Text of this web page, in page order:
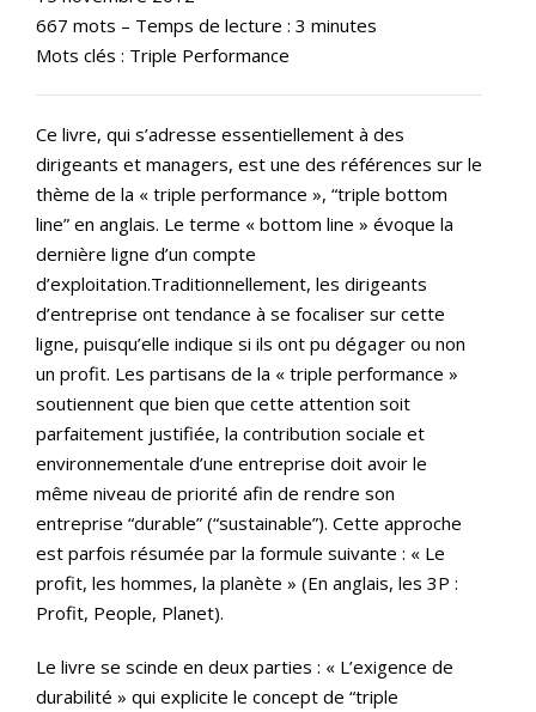
667 mots – Temps de lecture : 3 minutes
Mots clés : Triple Performance
Ce livre, qui s’adresse essentiellement à des
dirigeants et managers, est une des références sur le
thème de la « triple performance », “triple bottom
line” en anglais. Le terme « bottom line » évoque la
dernière ligne d’un compte
d’exploitation.Traditionnellement, les dirigeants
d’entreprise ont tendance à se focaliser sur cette
ligne, puisqu’elle indique si ils ont pu dégager ou non
un profit. Les partisans de la « triple performance »
soutiennent que bien que cette attention soit
parfaitement justifiée, la contribution sociale et
environnementale d’une entreprise doit avoir le
même niveau de priorité afin de rendre son
entreprise “durable” (“sustainable”). Cette approche
est parfois résumée par la formule suivante : « Le
profit, les hommes, la planète » (En anglais, les 3P :
Profit, People, Planet).
Le livre se scinde en deux parties : « L’exigence de
durabilité » qui explicite le concept de “triple